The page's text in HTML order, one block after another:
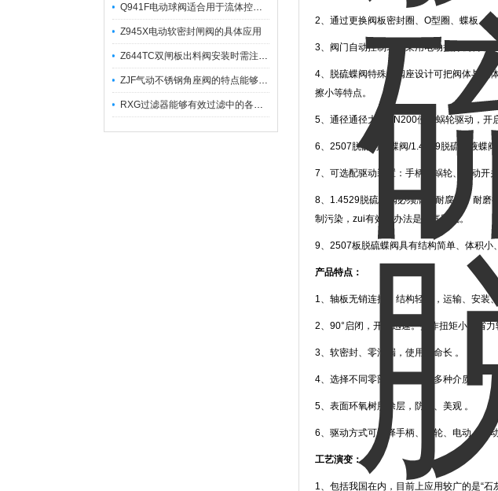
Q941F电动球阀适合用于流体控制需要迅速反应的场合
Z945X电动软密封闸阀的具体应用
Z644TC双闸板出料阀安装时需注意哪些事项？
ZJF气动不锈钢角座阀的特点能够稳定地控制介质流量
RXG过滤器能够有效过滤中的各种杂质
2、通过更换阀板密封圈、O型圈、蝶板、
3、阀门自动控制装备采用电动执行机构或
4、脱硫蝶阀特殊的阀座设计可把阀体与流
擦小等特点。
5、通径通径大于DN200使用蜗轮驱动，开
6、2507脱硫对夹蝶阀/1.4529脱硫浆液蝶
7、可选配驱动装置：手柄、蜗轮、电动开
8、1.4529脱硫蝶阀必须满足耐腐蚀、耐磨
制污染，zui有效的办法是烟气脱硫。
9、2507板脱硫蝶阀具有结构简单、体积小
产品特点：
1、轴板无销连接、结构轻便，运输、安装、
2、90°启闭，开关迅速。操作扭矩小，省力
3、软密封、零泄漏，使用寿命长 。
4、选择不同零部件材质，可多种介质 。
5、表面环氧树脂涂层，防腐、美观 。
6、驱动方式可选择手柄、涡轮、电动、气动
工艺演变：
1、包括我国在内，目前上应用较广的是“